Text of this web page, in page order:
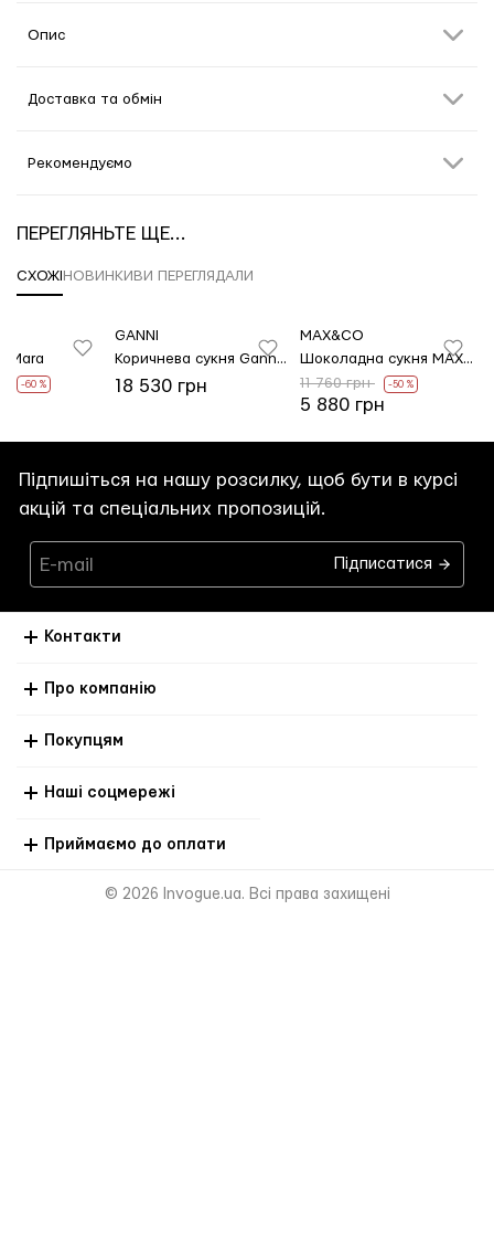
Опис
Доставка та обмін
Рекомендуємо
ПЕРЕГЛЯНЬТЕ ЩЕ...
СХОЖІНОВИНКИВИ ПЕРЕГЛЯДАЛИ
Mara
-60 %
GANNI
Коричнева сукня Ganni з напівпрозорого трикотажу
18 530 грн
MAX&CO
Шоколадна сукня MAX&CO з м'ятого атласу
11 760 грн
-50 %
5 880 грн
Підпишіться на нашу розсилку, щоб бути в курсі
акцій та спеціальних пропозицій.
Підписатися
Контакти
Про компанію
Покупцям
Наші соцмережі
Приймаємо до оплати
© 2026 Invogue.ua. Всі права захищені